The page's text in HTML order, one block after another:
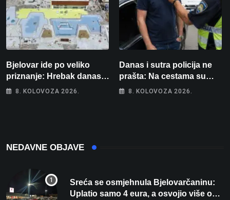
Bjelovar ide po veliko
priznanje: Hrebak danas u
Parizu predstavlja
8. KOLOVOZA 2026.
Danas i sutra policija ne
prašta: Na cestama su
posebno na meti ovi
8. KOLOVOZA 2026.
NEDAVNE OBJAVE
Sreća se osmjehnula Bjelovarčaninu:
Uplatio samo 4 eura, a osvojio više od